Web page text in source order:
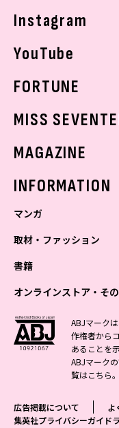
Instagram
YouTube
FORTUNE
MISS
MAGAZINE
INFORMATION
マンガ
少年マンガ
Vジャンプ
最強ジャンプ
少年ジャンプ+
ジャンプTOON
ジャンプルーキー！
S-MANGA
青年マンガ
ZEBRACK
S-MANGA
集英社ジャンプリミ
週刊ヤングジャンプ
少女マンガ
ZEBRACK
S-MANGA
集英社コミック文庫
マーガレット
女性マンガ
ジャンプTOON
集英社コミック文庫
マンガMee公式サイト
取材・ファッション
ファッション・美容
BAILA
MAQUIA
eclat
芸能・情報・スポーツ
週プレNEWS
週プレ グラジャパ!
書籍
文芸・文庫・総合
小説すばる
集英社 文芸ステーシ
web 集英社文庫
アジア人物史
学芸・ノンフィクシ
1日5分で、明日は変
集英社学芸部 - 学芸
集英社ビジネス書
集英社新書プラス -
ライトノベル・ノベ
集英社オレンジ文庫
ダッシュエックス文
集英社Webマガジン コ
集英社の児童図書 S-
オンラインストア・そ
オンラインストア
OTO
SHUEISHA MANGA-
ジャンプキャラクター
HAPPY PLUS STORE
SHUEISHA VOX
その他WEBサービス
集英社アドナビ
ABJマーク
作権者から
あることを
ABJマーク
覧はこちら。
広告掲載について
よ
集英社プライバシーガイド